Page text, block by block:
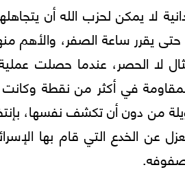
لا يمكن لحزب الله أن
يقرر ساعة الصفر، والأهم
لا الحصر، عندما حصلت
في أكثر من نقطة وكانت
من دون أن تكشف نفسها،
عن الخدع التي قام بها